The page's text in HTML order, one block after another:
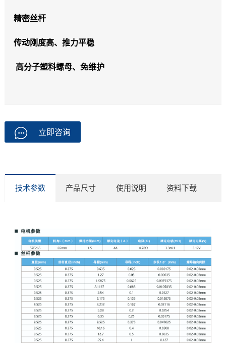
精密丝杆
传动刚度高、推力平稳
高分子塑料螺母、免维护
立即咨询
技术参数 产品尺寸 使用说明 资料下载